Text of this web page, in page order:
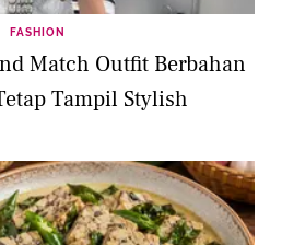
FASHION
Match Outfit Berbahan
Tampil Stylish